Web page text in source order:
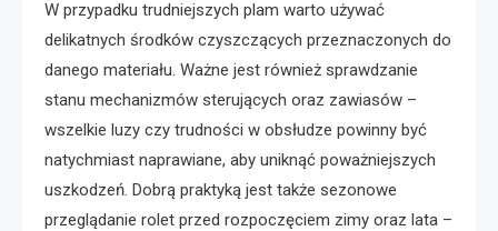
W przypadku trudniejszych plam warto używać
delikatnych środków czyszczących przeznaczonych do
danego materiału. Ważne jest również sprawdzanie
stanu mechanizmów sterujących oraz zawiasów –
wszelkie luzy czy trudności w obsłudze powinny być
natychmiast naprawiane, aby uniknąć poważniejszych
uszkodzeń. Dobrą praktyką jest także sezonowe
przeglądanie rolet przed rozpoczęciem zimy oraz lata –